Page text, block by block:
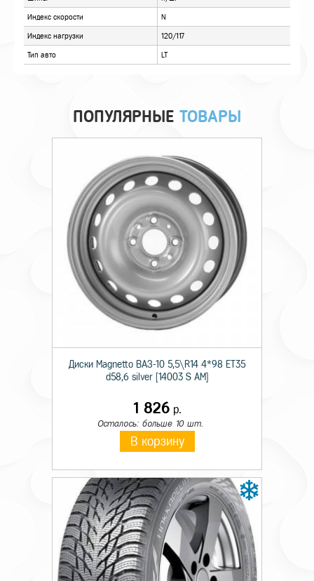
Технические характеристики
Происхождение Импортная
Сезон резины
Ширина 265
Индекс нагрузки 120/117
Тип авто LT
ПОПУЛЯРНЫЕ ТОВАРЫ
Диски Magnetto ВАЗ-10 5,5\R14 4*98 ET35
d58,6 silver [14003 S AM]
1 826р.
Осталось: больше 10 шт.
В корзину